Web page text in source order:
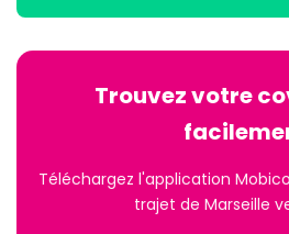
Trouvez votre
Téléchargez l'application
trajet de Marseille